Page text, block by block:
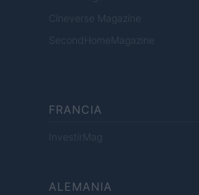
Cineverse Magazine
SecondHomeMagazine
FRANCIA
InvestirMag
ALEMANIA